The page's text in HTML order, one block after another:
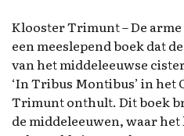
Klooster Trimunt – De
een meeslepend boek dat
van het middeleeuwse
‘In Tribus Montibus’ in het
Trimunt onthult. Dit boek
de middeleeuwen, waar